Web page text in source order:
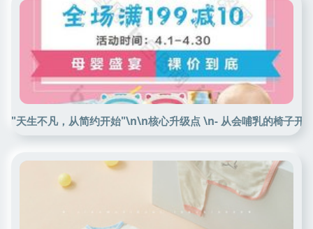
"天生不凡，从简约开始"\n\n核心升级点 \n- 从会哺乳的椅